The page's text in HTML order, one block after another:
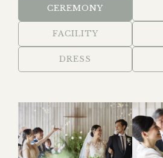
CEREMONY
FACILITY
DRESS